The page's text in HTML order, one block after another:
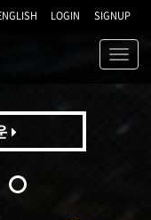
LOGIN SIGNUP